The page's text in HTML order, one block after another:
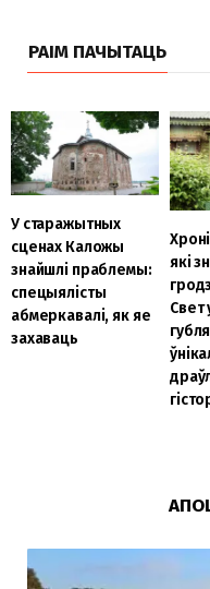
РАІМ ПАЧЫТАЦЬ
У старажытных
сценах Каложы
знайшлі праблемы:
спецыялісты
абмеркавалі, як яе
захаваць
які
Свет